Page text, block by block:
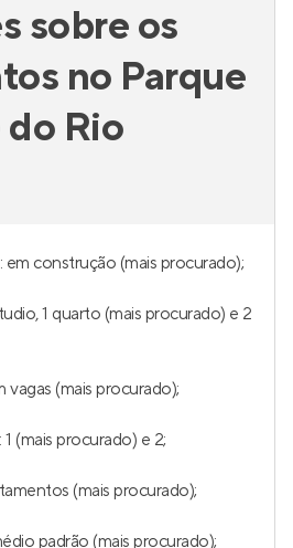
sobre os
no Parque
Rio
em construção (mais procurado);
1 quarto (mais procurado) e 2
vagas (mais procurado);
(mais procurado) e 2;
(mais procurado);
padrão (mais procurado);